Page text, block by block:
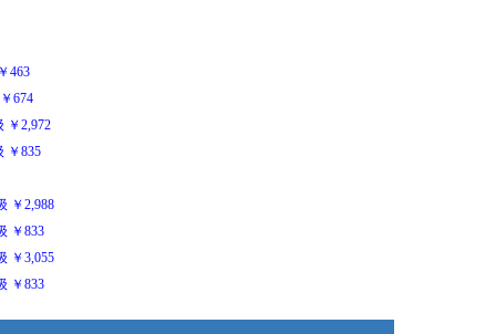
￥ 463
￥ 674
￥ 2,972
￥ 835
￥ 2,988
￥ 833
￥ 3,055
￥ 833